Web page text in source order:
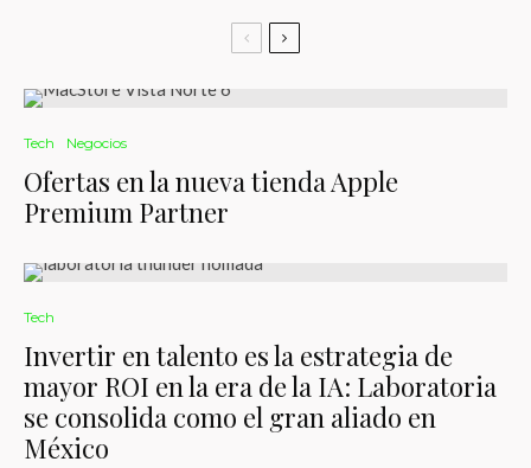
Tech Negocios
Ofertas en la nueva tienda Apple
Premium Partner
Tech
Invertir en talento es la estrategia de
mayor ROI en la era de la IA: Laboratoria
se consolida como el gran aliado en
México